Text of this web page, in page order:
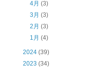
4月 (3)
3月 (3)
2月 (3)
1月 (4)
2024 (39)
2023 (34)